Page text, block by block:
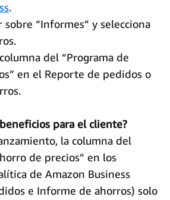
.
sobre “Informes” y selecciona
del “Programa de
en el Reporte de pedidos o
para el cliente?
la columna del
de precios” en los
de Amazon Business
e Informe de ahorros) solo